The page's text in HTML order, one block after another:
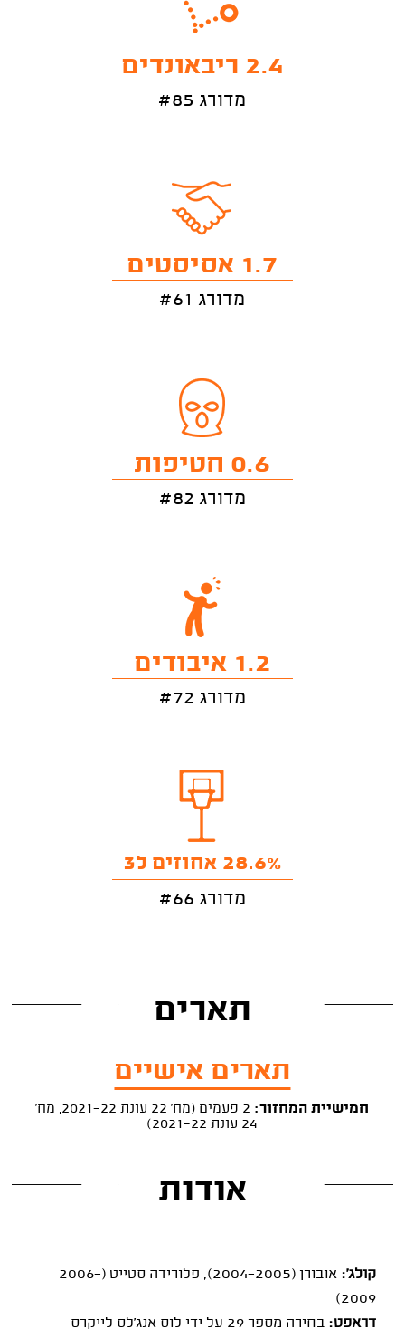
2.4 ריבאונדים
מדורג #85
1.7 אסיסטים
מדורג #61
0.6 חטיפות
מדורג #82
1.2 איבודים
מדורג #72
28.6% אחוזים ל3
מדורג #66
תארים
תארים אישיים
חמישיית המחזור:
2 פעמים (מח' 22 עונת 2021-22, מח'
24 עונת 2021-22)
אודות
קולג':
אובורן (2004-2005), פלורידה סטייט (2006-
2009)
דראפט:
בחירה מספר 29 על ידי לוס אנג'לס לייקרס